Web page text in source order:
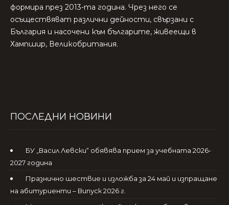
формира през 2013-та година. Чрез него се
осъществяват различни дейности, свързани с
България и насочени към българите, живеещи в
Хампшир, Великобритания.
ПОСЛЕДНИ НОВИНИ
БУ „Васил Левски“ обявява прием за учебната 2026-
2027 година
Празнично шествие и изложба за 24 май и изпращане
на абитуриенти – Випуск 2026 г.